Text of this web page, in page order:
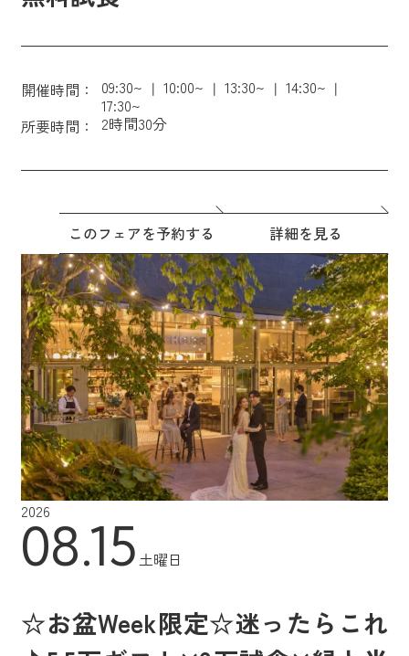
開催時間： 09:30~ 10:00~ 13:30~
14:30~
17:30~
所要時間：
2時間30分
このフェアを予約する 詳細を見る
2026
08.15土曜日
☆お盆Week限定☆迷ったらこれ